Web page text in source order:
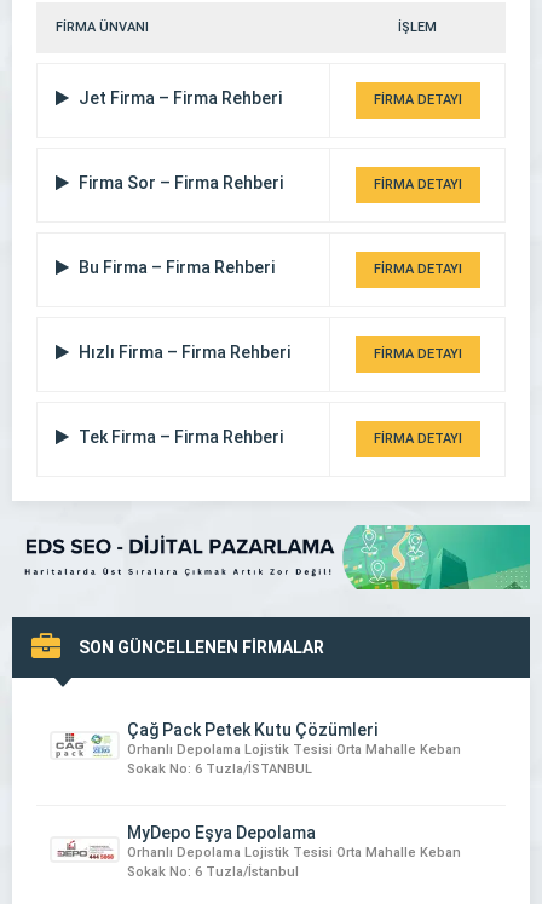
FİRMA ÜNVANI İŞLEM
Jet Firma – Firma Rehberi FİRMA DETAYI
Firma Sor – Firma Rehberi FİRMA DETAYI
Bu Firma – Firma Rehberi FİRMA DETAYI
Hızlı Firma – Firma Rehberi FİRMA DETAYI
Tek Firma – Firma Rehberi FİRMA DETAYI
SON GÜNCELLENEN FİRMALAR
Çağ Pack Petek Kutu Çözümleri
Orhanlı Depolama Lojistik Tesisi Orta Mahalle Keban
Sokak No: 6 Tuzla/İSTANBUL
MyDepo Eşya Depolama
Orhanlı Depolama Lojistik Tesisi Orta Mahalle Keban
Sokak No: 6 Tuzla/İstanbul